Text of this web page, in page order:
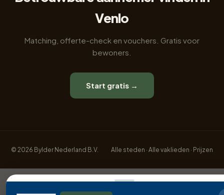
Venlo
Matching, offerte-check en vouchers. Gratis voor
bewoners.
Start gratis →
© 2026 Bylder Nederland B.V. Alle steden · Alle vaklieden · Prijzen